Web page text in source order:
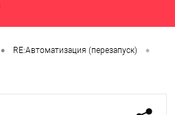
• RE:Автоматизация (перезапуск) •